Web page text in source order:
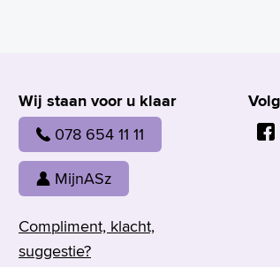
Wij staan voor u klaar
078 654 11 11
MijnASz
Compliment, klacht,
suggestie?